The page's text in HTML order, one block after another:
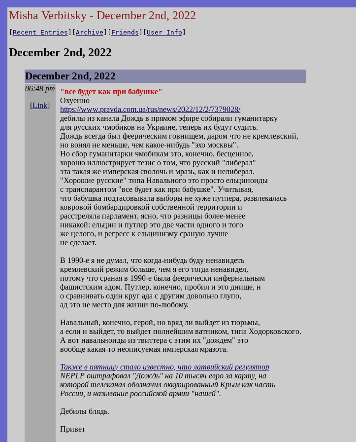
Misha Verbitsky - December 2nd, 2022
[ Recent Entries ][Archive ][ Friends ][ User Info ]
December 2nd, 2022
December 2nd, 2022
06:48 pm
[Link]
"все будет как при бабушке"
Охуенно
https://www.pravda.com.ua/rus/news/2022/12/2/7379028/
дебилы из канала Дождь в прямом эфире собирали гуманитарку
для русских чмобиков на Украине, теперь их будут судить.
Дождь всегда был феерическим говнищем, даром что не кремлевский,
но вонял не меньше, чем какое-нибудь "эхо москвы".
Но сбор гуманитарки чмобикам это, конечно, бесценное,
хорошо иллюстрирует тезис о том, что русский "либерал"
эта такая же имперская сволочь и мразь, как и нелиберал.
"Хорошие русские" типа Навального это просто ельциноиды
с транспарантом "все будет как при бабушке". Учитывая,
что бабушка подтасовывала выборы не хуже путлера, развлекалась
ковровой бомбардировкой собственной территории и
расстреляла парламент, ясно, что разницы более-менее
никакой: ельцин и путлер это две части одного и того
же целого, и регресс к ельцинизму сраную лучше
не сделает.
В 1990-е я не думал, что когда-нибудь буду ненавидеть
кремлевский режим больше, чем я его тогда ненавидел,
потому что сраная в 1990-е была феерически инфернальным
фашистским адом. Путлер, конечно, пробил и это днище, н
о сравнивать один круг ада с другим довольно глупо,
ад это не место для жизни по-любому.
Навальный, конечно, герой, но вряд ли выйдет из тюрьмы,
а если и выйдет, то выйдет полнейшим ватником, типа Ходорковского.
А вот навальноиды из твиттера с этим их "дождем" это
вообще какая-то неописуемая имперская мразота.
Также в пятницу стало известно, что латвийский регулятор
NEPLP оштрафовал "Дождь" на 10 тысяч евро за карту, на
которой телеканал обозначил оккупированный Крым как часть
России, и называние российской армии "нашей".
Дебилы блядь.
Привет